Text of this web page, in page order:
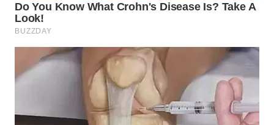
WN
BEKASI
WN
BOGOR
DEPOK